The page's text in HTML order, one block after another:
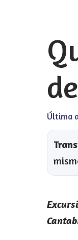
Última